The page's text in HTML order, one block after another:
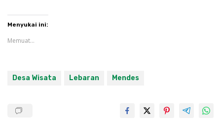
Menyukai ini:
Memuat...
Desa Wisata Lebaran Mendes